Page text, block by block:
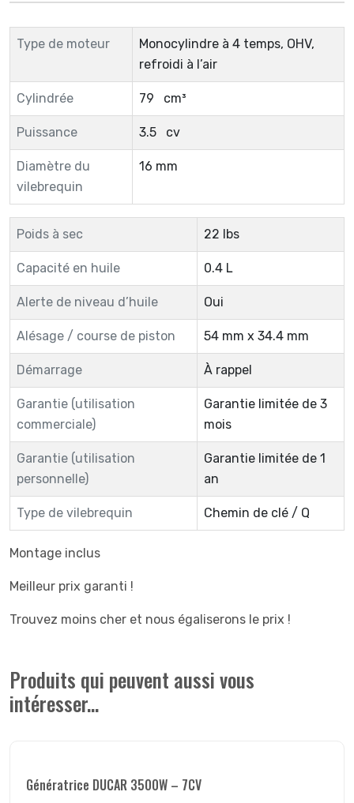
Type de moteur
Monocylindre à 4 temps, OHV,
refroidi à l’air
Cylindrée 79 cm³
Puissance 3.5 cv
Diamètre du
vilebrequin
16 mm
Poids à sec 22 lbs
Capacité en huile 0.4 L
Alerte de niveau d’huile Oui
Alésage / course de piston 54 mm x 34.4 mm
Démarrage À rappel
Garantie (utilisation
commerciale)
Garantie limitée de 3
mois
Garantie (utilisation
personnelle)
Garantie limitée de 1
an
Type de vilebrequin Chemin de clé / Q
Montage inclus
Meilleur prix garanti !
Trouvez moins cher et nous égaliserons le prix !
Produits qui peuvent aussi vous
intéresser...
Génératrice DUCAR 3500W – 7CV